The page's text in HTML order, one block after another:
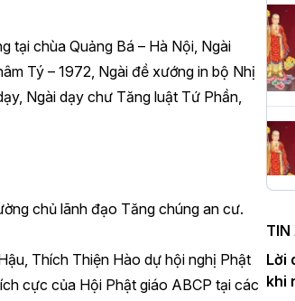
tại chùa Quảng Bá – Hà Nội, Ngài
Tý – 1972, Ngài đề xướng in bộ Nhị
Ngài dạy chư Tăng luật Tứ Phần,
chủ lãnh đạo Tăng chúng an cư.
Thích Thiện Hào dự hội nghị Phật
cực của Hội Phật giáo ABCP tại các
cử
Hà
TIN
Lời
khi